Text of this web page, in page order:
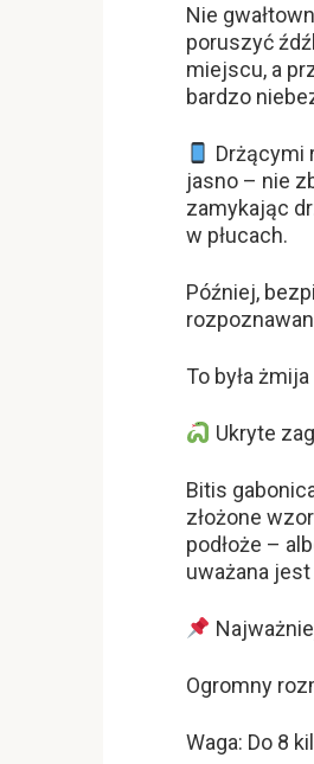
Nie
poruszyć
miejscu, a
bardzo
Drżącymi
jasno – nie
zamykając
w płucach.
Później,
To była
Ukryte
Bitis
złożone
podłoże –
uważana
Ogromny
Waga: Do 8